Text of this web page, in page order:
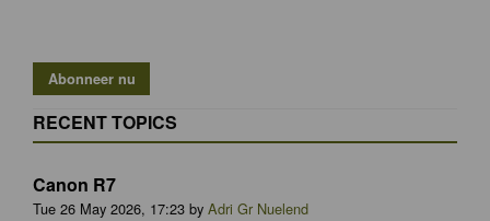
RECENT TOPICS
Canon R7
Tue 26 May 2026, 17:23 by Adri Gr Nuelend